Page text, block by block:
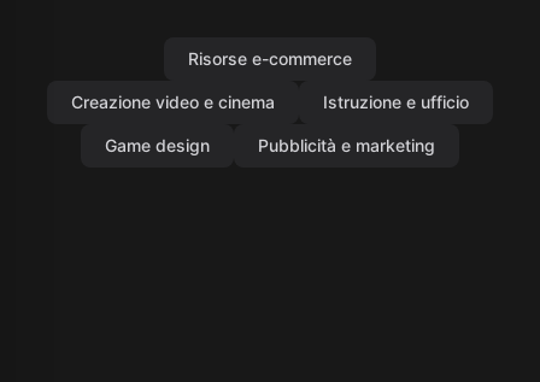
Risorse e-commerce
Creazione video e cinema Istruzione e ufficio
Game design Pubblicità e marketing